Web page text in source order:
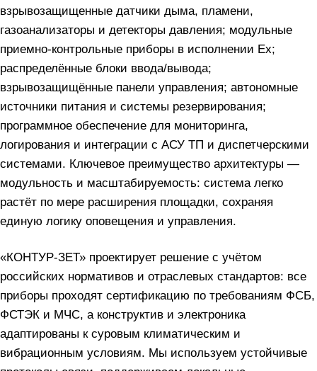
взрывозащищенные датчики дыма, пламени,
газоанализаторы и детекторы давления; модульные
приемно-контрольные приборы в исполнении Ex;
распределённые блоки ввода/вывода;
взрывозащищённые панели управления; автономные
источники питания и системы резервирования;
программное обеспечение для мониторинга,
логирования и интеграции с АСУ ТП и диспетчерскими
системами. Ключевое преимущество архитектуры —
модульность и масштабируемость: система легко
растёт по мере расширения площадки, сохраняя
единую логику оповещения и управления.
«КОНТУР-ЗЕТ» проектирует решение с учётом
российских нормативов и отраслевых стандартов: все
приборы проходят сертификацию по требованиям ФСБ,
ФСТЭК и МЧС, а конструктив и электроника
адаптированы к суровым климатическим и
вибрационным условиям. Мы используем устойчивые